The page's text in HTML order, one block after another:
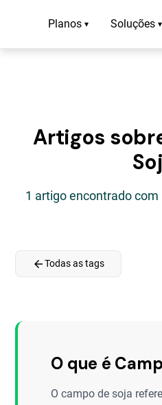
Planos ▾ Soluções ▾
Artigos
1 artigo encontrado com
arrow_backTodas as tags
O que é
O campo de soja